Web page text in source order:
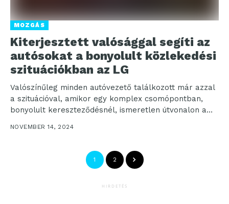
MOZGÁS
Kiterjesztett valósággal segíti az
autósokat a bonyolult közlekedési
szituációkban az LG
Valószínűleg minden autóvezető találkozott már azzal
a szituációval, amikor egy komplex csomópontban,
bonyolult kereszteződésnél, ismeretlen útvonalon a
NOVEMBER 14, 2024
1 2
HIRDETÉS